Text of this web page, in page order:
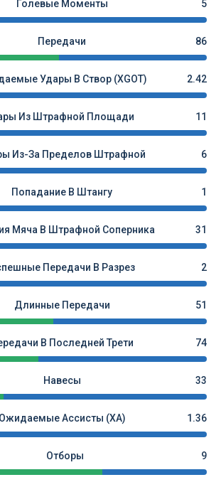
Голевые Моменты 5
Передачи 86
Удары В Створ (xGOT) 2.42
Из Штрафной Площади 11
Из-За Пределов Штрафной 6
Попадание В Штангу 1
Мяча В Штрафной Соперника 31
Передачи В Разрез 2
Длинные Передачи 51
В Последней Трети 74
Навесы 33
Ожидаемые Ассисты (xA) 1.36
Отборы 9